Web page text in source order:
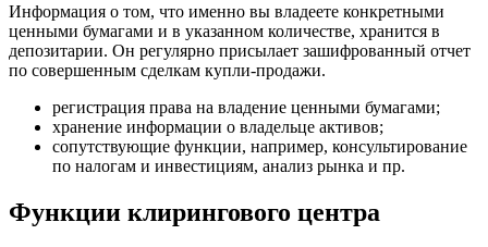
Информация о том, что именно вы владеете конкретными
ценными бумагами и в указанном количестве, хранится в
депозитарии. Он регулярно присылает зашифрованный отчет
по совершенным сделкам купли-продажи.
регистрация права на владение ценными бумагами;
хранение информации о владельце активов;
сопутствующие функции, например, консультирование
по налогам и инвестициям, анализ рынка и пр.
Функции клирингового центра